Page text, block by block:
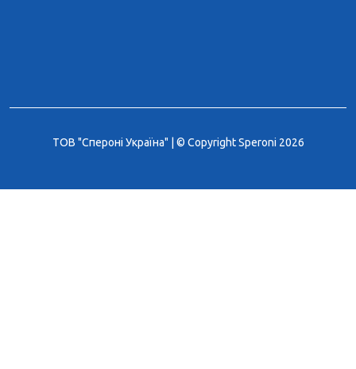
ТОВ "Спероні Україна" | © Copyright Speroni 2026